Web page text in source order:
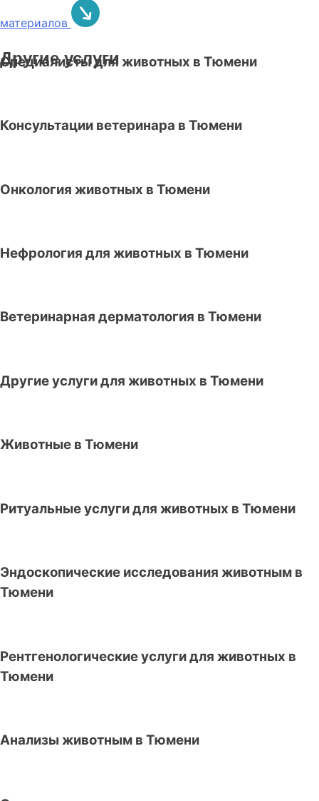
материалов
Другие услуги
Специалисты для животных в Тюмени
Консультации ветеринара в Тюмени
Онкология животных в Тюмени
Нефрология для животных в Тюмени
Ветеринарная дерматология в Тюмени
Другие услуги для животных в Тюмени
Животные в Тюмени
Ритуальные услуги для животных в Тюмени
Эндоскопические исследования животным в
Тюмени
Рентгенологические услуги для животных в
Тюмени
Анализы животным в Тюмени